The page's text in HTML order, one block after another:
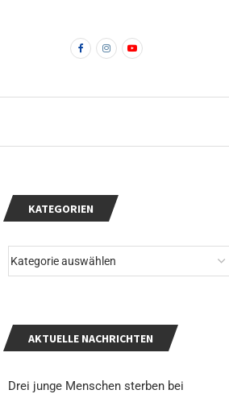
KATEGORIEN
AKTUELLE NACHRICHTEN
Drei junge Menschen sterben bei